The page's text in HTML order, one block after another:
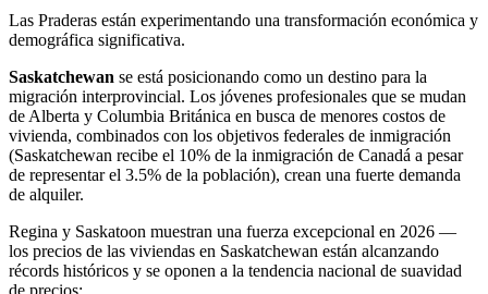
Las Praderas están experimentando una transformación económica y
demográfica significativa.
Saskatchewan se está posicionando como un destino para la
migración interprovincial. Los jóvenes profesionales que se mudan
de Alberta y Columbia Británica en busca de menores costos de
vivienda, combinados con los objetivos federales de inmigración
(Saskatchewan recibe el 10% de la inmigración de Canadá a pesar
de representar el 3.5% de la población), crean una fuerte demanda
de alquiler.
Regina y Saskatoon muestran una fuerza excepcional en 2026 —
los precios de las viviendas en Saskatchewan están alcanzando
récords históricos y se oponen a la tendencia nacional de suavidad
de precios: